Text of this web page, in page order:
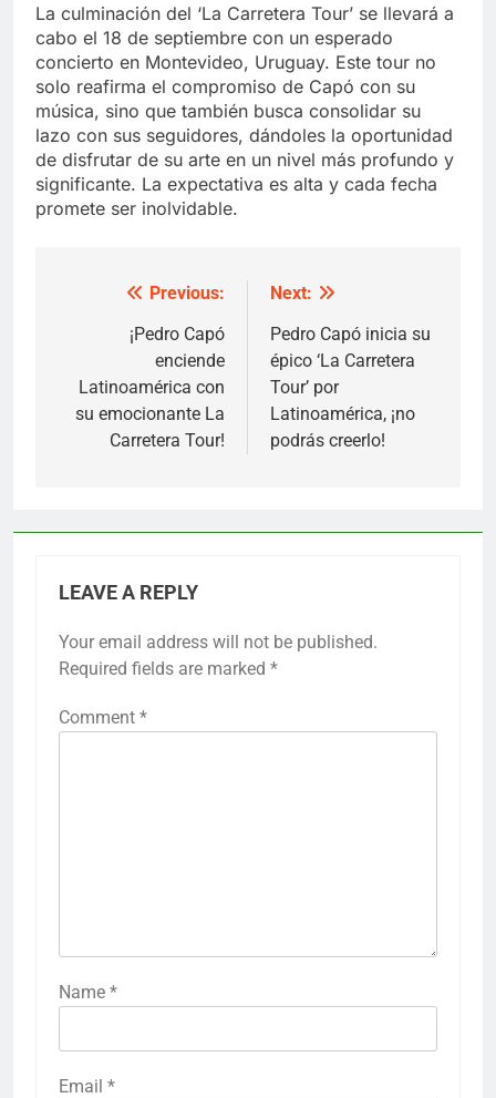
La culminación del ‘La Carretera Tour’ se llevará a
cabo el 18 de septiembre con un esperado
concierto en Montevideo, Uruguay. Este tour no
solo reafirma el compromiso de Capó con su
música, sino que también busca consolidar su
lazo con sus seguidores, dándoles la oportunidad
de disfrutar de su arte en un nivel más profundo y
significante. La expectativa es alta y cada fecha
promete ser inolvidable.
navigation
Previous:
¡Pedro Capó
enciende
Latinoamérica con
su emocionante La
Carretera Tour!
Next:
Pedro Capó inicia su
épico ‘La Carretera
Tour’ por
Latinoamérica, ¡no
podrás creerlo!
LEAVE A REPLY
Your email address will not be published.
Required fields are marked *
Comment *
Name *
Email *